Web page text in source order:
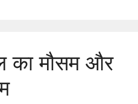
का मौसम और